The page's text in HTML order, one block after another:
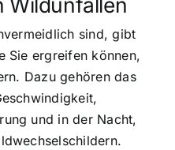
sind, gibt
Sie ergreifen können,
Dazu gehören das
und in der Nacht,